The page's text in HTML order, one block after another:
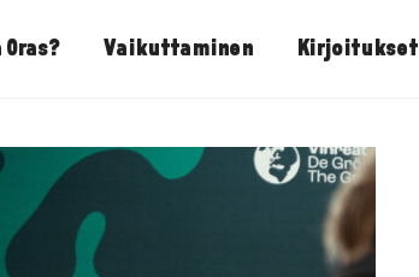
Vaikuttaminen Kirjoitukset